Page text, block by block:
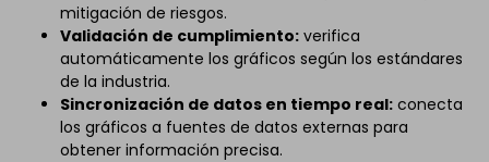
mitigación de riesgos.
Validación de cumplimiento: verifica
automáticamente los gráficos según los estándares
de la industria.
Sincronización de datos en tiempo real: conecta
los gráficos a fuentes de datos externas para
obtener información precisa.